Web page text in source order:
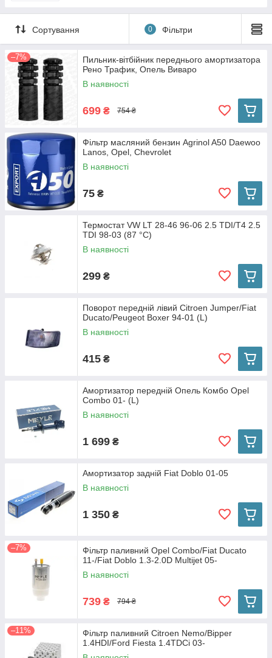
Сортування 0 Фільтри
–7%
Пильник-вiтбiйник переднього амортизатора
Рено Трафик, Опель Виваро
В наявності
699 ₴ 754 ₴
Фільтр масляний бензин Agrinol A50 Daewoo
Lanos, Opel, Chevrolet
В наявності
75 ₴
Термостат VW LT 28-46 96-06 2.5 TDI/T4 2.5
TDI 98-03 (87 °C)
В наявності
299 ₴
Поворот передній лівий Citroen Jumper/Fiat
Ducato/Peugeot Boxer 94-01 (L)
В наявності
415 ₴
Амортизатор передній Опель Комбо Opel
Combo 01- (L)
В наявності
1 699 ₴
Амортизатор задній Fiat Doblo 01-05
В наявності
1 350 ₴
–7%
Фільтр паливний Opel Combo/Fiat Ducato
11-/Fiat Doblo 1.3-2.0D Multijet 05-
В наявності
739 ₴ 794 ₴
–11%
Фільтр паливний Citroen Nemo/Bipper
1.4HDI/Ford Fiesta 1.4TDCi 03-